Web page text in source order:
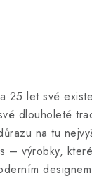
25 let své
dlouholeté
na tu
– výrobky,